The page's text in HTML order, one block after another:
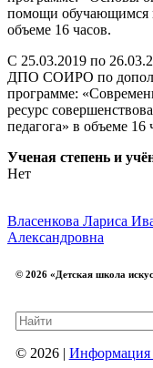
помощи обучающимся
объеме 16 часов.
С 25.03.2019 по
ДПО СОИРО по
программе:
ресурс
педагога» в объеме 16
Ученая степень и
Нет
Власенкова Лариса
Александровна
© 2026 «Детская школа
© 2026 | Информация